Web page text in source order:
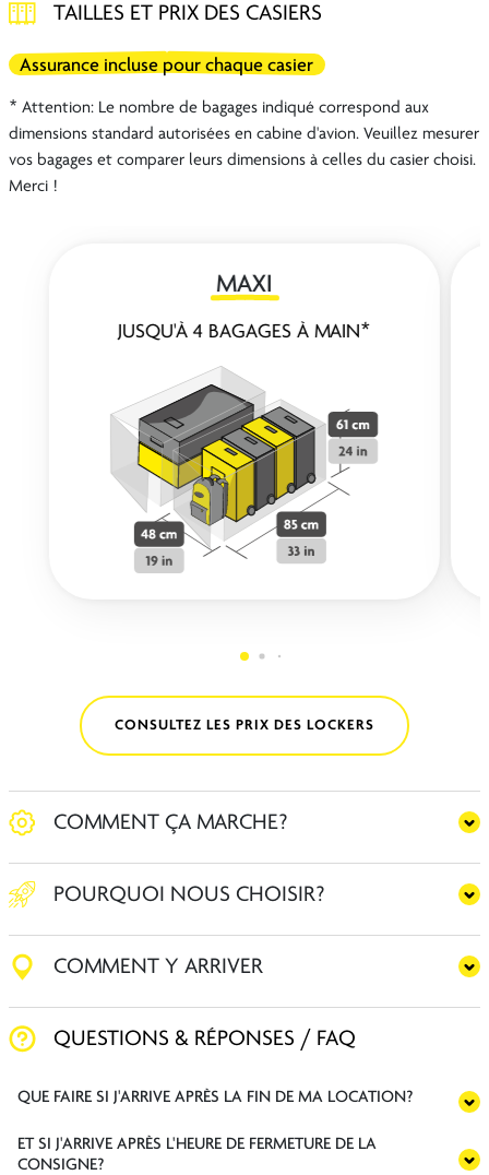
TAILLES ET PRIX DES CASIERS
Assurance incluse pour chaque casier
* Attention: Le nombre de bagages indiqué correspond aux
dimensions standard autorisées en cabine d'avion. Veuillez mesurer
vos bagages et comparer leurs dimensions à celles du casier choisi.
Merci !
MAXI
JUSQU'À 4 BAGAGES À MAIN*
CONSULTEZ LES PRIX DES LOCKERS
COMMENT ÇA MARCHE?
POURQUOI NOUS CHOISIR?
COMMENT Y ARRIVER
QUESTIONS & RÉPONSES / FAQ
QUE FAIRE SI J'ARRIVE APRÈS LA FIN DE MA LOCATION?
ET SI J'ARRIVE APRÈS L'HEURE DE FERMETURE DE LA
CONSIGNE?